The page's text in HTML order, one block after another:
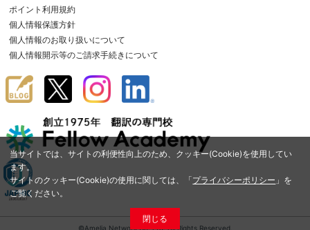
当サイトでは、サイトの利便性向上のため、クッキー(Cookie)を使用してい
ます。
サイトのクッキー(Cookie)の使用に関しては、「プライバシーポリシー 」を
ご覧ください。
閉じる
ポイント利用規約
個人情報保護方針
個人情報のお取り扱いについて
個人情報開示等のご請求手続きについて
©Amelia Network Co.,Ltd. All Rights Reserved.